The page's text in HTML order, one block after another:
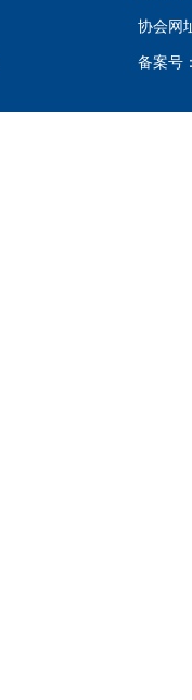
协会网
备案号